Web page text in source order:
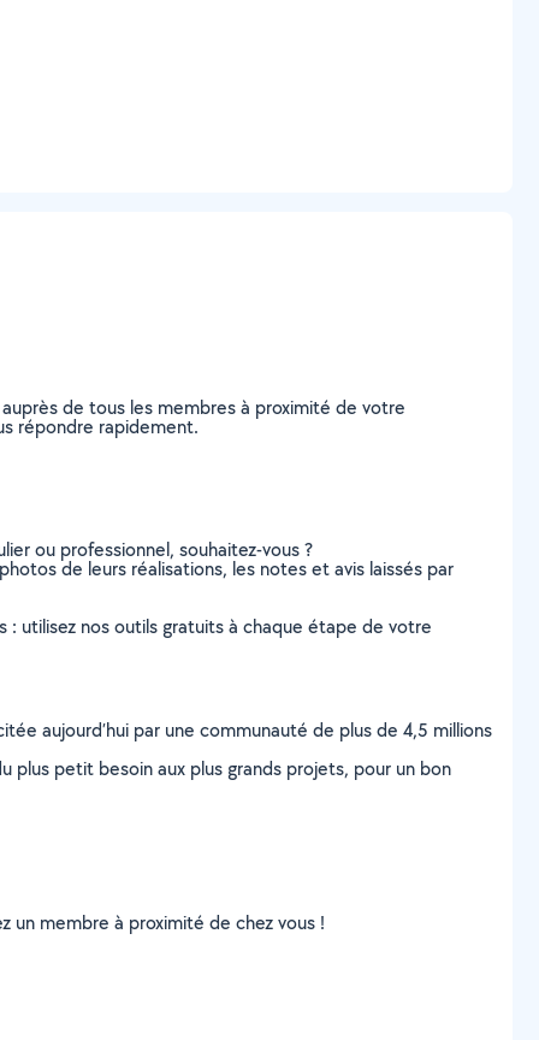
de tous les membres à proximité de votre
répondre rapidement.
ou professionnel, souhaitez-vous ?
de leurs réalisations, les notes et avis laissés par
: utilisez nos outils gratuits à chaque étape de votre
aujourd’hui par une communauté de plus de 4,5 millions
plus petit besoin aux plus grands projets, pour un bon
un membre à proximité de chez vous !